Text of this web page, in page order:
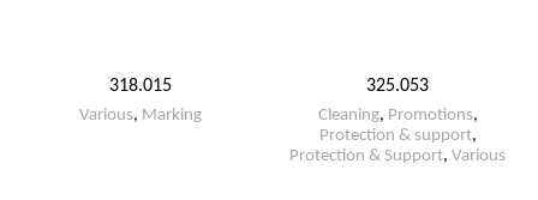
318.015
Various, Marking
325.053
Cleaning, Promotions,
Protection & support,
Protection & Support, Various